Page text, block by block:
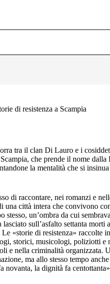
di resistenza a Scampia
tra il clan Di Lauro e i
che prende il nome
la mentalità che si
di raccontare, nei romanzi e
una città intera che convivono
stesso, un’ombra da cui
sull’asfalto settanta morti
«storie di resistenza» raccolte
storici, musicologi, poliziotti e
e nella criminalità organizzata.
ma allo stesso tempo
novanta, la dignità fa